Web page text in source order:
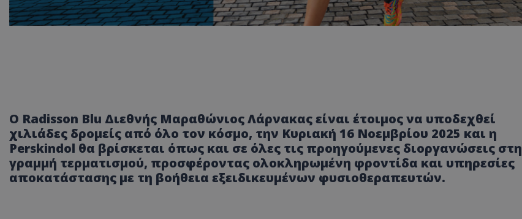
Ο Radisson Blu Διεθνής Μαραθώνιος Λάρνακας είναι έτοιμος να υποδεχθεί
χιλιάδες δρομείς από όλο τον κόσμο, την Κυριακή 16 Νοεμβρίου 2025 και η
Perskindol θα βρίσκεται όπως και σε όλες τις προηγούμενες διοργανώσεις στη
γραμμή τερματισμού, προσφέροντας ολοκληρωμένη φροντίδα και υπηρεσίες
αποκατάστασης με τη βοήθεια εξειδικευμένων φυσιοθεραπευτών.